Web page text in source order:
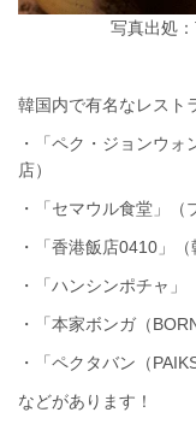
写真出処
韓国内で有名なレスト
・「ペク・ジョンウ
店）
・「セマウル食堂」（
・「香港飯店0410」（
・「ハンシンポチャ」
・「本家ボンガ（
・「ペクタバン（
などがあります！